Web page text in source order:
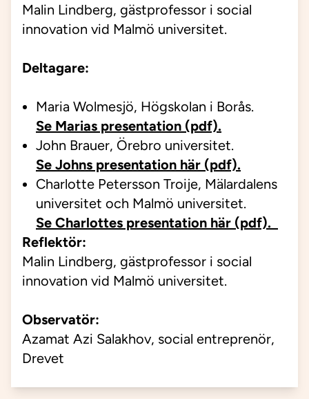
Malin Lindberg, gästprofessor i social
innovation vid Malmö universitet.
Deltagare:
Maria Wolmesjö, Högskolan i Borås.
Se Marias presentation (pdf).
John Brauer, Örebro universitet.
Se Johns presentation här (pdf).
Charlotte Petersson Troije, Mälardalens
universitet och Malmö universitet.
Se Charlottes presentation här (pdf).
Reflektör:
Malin Lindberg, gästprofessor i social
innovation vid Malmö universitet.
Observatör:
Azamat Azi Salakhov, social entreprenör,
Drevet